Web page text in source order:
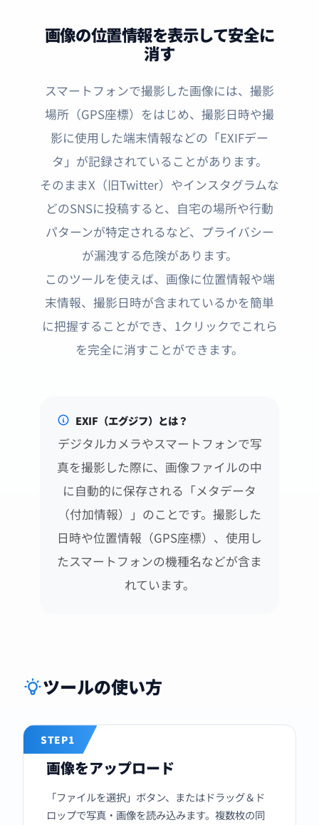
画像の位置情報を表示して安全に
消す
スマートフォンで撮影した画像には、撮影
場所（GPS座標）をはじめ、撮影日時や撮
影に使用した端末情報などの「EXIFデー
タ」が記録されていることがあります。
そのままX（旧Twitter）やインスタグラムな
どのSNSに投稿すると、自宅の場所や行動
パターンが特定されるなど、プライバシー
が漏洩する危険があります。
このツールを使えば、画像に位置情報や端
末情報、撮影日時が含まれているかを簡単
に把握することができ、1クリックでこれら
を完全に消すことができます。
EXIF（エグジフ）とは？
デジタルカメラやスマートフォンで写
真を撮影した際に、画像ファイルの中
に自動的に保存される「メタデータ
（付加情報）」のことです。撮影した
日時や位置情報（GPS座標）、使用し
たスマートフォンの機種名などが含ま
れています。
ツールの使い方
STEP1
画像をアップロード
「ファイルを選択」ボタン、またはドラッグ＆ド
ロップで写真・画像を読み込みます。複数枚の同